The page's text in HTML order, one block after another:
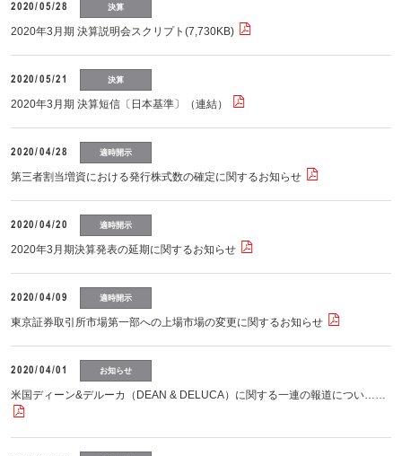
2020/05/28 決算
2020年3月期 決算説明会スクリプト(7,730KB)
2020/05/21 決算
2020年3月期 決算短信〔日本基準〕（連結）
2020/04/28 適時開示
第三者割当増資における発行株式数の確定に関するお知らせ
2020/04/20 適時開示
2020年3月期決算発表の延期に関するお知らせ
2020/04/09 適時開示
東京証券取引所市場第一部への上場市場の変更に関するお知らせ
2020/04/01 お知らせ
米国ディーン&デルーカ（DEAN & DELUCA）に関する一連の報道につい……